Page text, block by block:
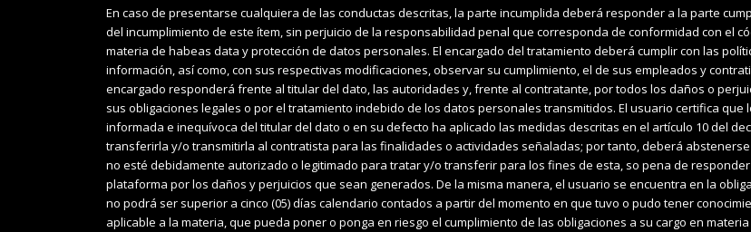
En caso de presentarse cualquiera de las conductas descritas, la parte incumplida deberá responder a la parte
del incumplimiento de este ítem, sin perjuicio de la responsabilidad penal que corresponda de conformidad con el
materia de habeas data y protección de datos personales. El encargado del tratamiento deberá cumplir con las
información, así como, con sus respectivas modificaciones, observar su cumplimiento, el de sus empleados y
encargado responderá frente al titular del dato, las autoridades y, frente al contratante, por todos los daños o
sus obligaciones legales o por el tratamiento indebido de los datos personales transmitidos. El usuario certifica
informada e inequívoca del titular del dato o en su defecto ha aplicado las medidas descritas en el artículo 10 del
transferirla y/o transmitirla al contratista para las finalidades o actividades señaladas; por tanto, deberá
no esté debidamente autorizado o legitimado para tratar y/o transferir para los fines de esta, so pena de
plataforma por los daños y perjuicios que sean generados. De la misma manera, el usuario se encuentra en la
no podrá ser superior a cinco (05) días calendario contados a partir del momento en que tuvo o pudo tener
aplicable a la materia, que pueda poner o ponga en riesgo el cumplimiento de las obligaciones a su cargo en